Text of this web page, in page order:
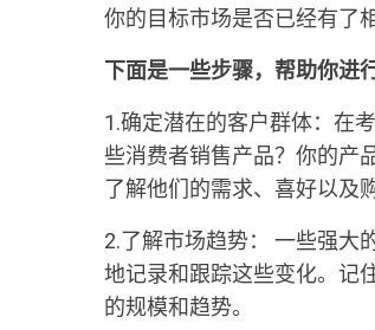
你的目标市场是否已经有了
下面是一些步骤，帮助你进
1.确定潜在的客户群体：在
些消费者销售产品？你的产
了解他们的需求、喜好以及
2.了解市场趋势： 一些强大
地记录和跟踪这些变化。记
的规模和趋势。